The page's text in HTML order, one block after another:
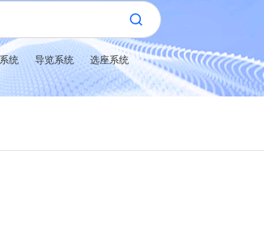
统 导览系统 选座系统